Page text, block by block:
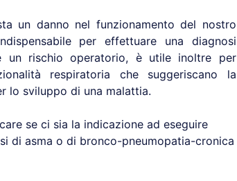
un danno nel funzionamento del nostro
per effettuare una diagnosi
rischio operatorio, è utile inoltre per
respiratoria che suggeriscano la
lo sviluppo di una malattia.
se ci sia la indicazione ad eseguire
di asma o di bronco-pneumopatia-cronica